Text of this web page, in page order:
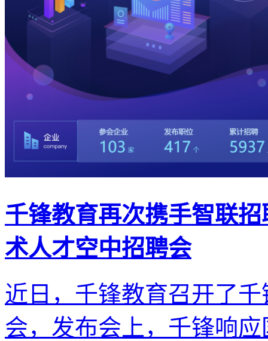
千锋教育再次携手智联
术人才空中招聘会
近日，千锋教育召开了
会，发布会上，千锋响